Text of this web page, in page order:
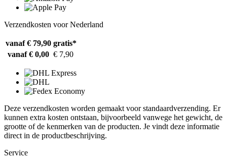
Verzendkosten voor Nederland
vanaf € 79,90 gratis*
vanaf € 0,00 € 7,90
Deze verzendkosten worden gemaakt voor standaardverzending. Er
kunnen extra kosten ontstaan, bijvoorbeeld vanwege het gewicht, de
grootte of de kenmerken van de producten. Je vindt deze informatie
direct in de productbeschrijving.
Service